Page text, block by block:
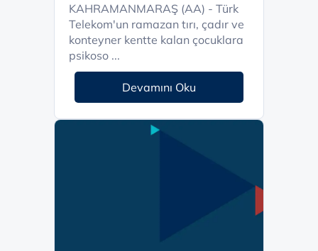
KAHRAMANMARAŞ (AA) - Türk
Telekom'un ramazan tırı, çadır ve
konteyner kentte kalan çocuklara
psikoso ...
Devamını Oku